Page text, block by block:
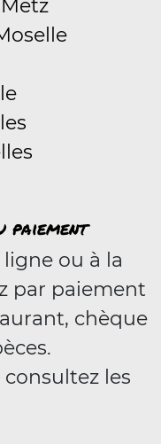
paiement
ou à la
par paiement
chèque
les